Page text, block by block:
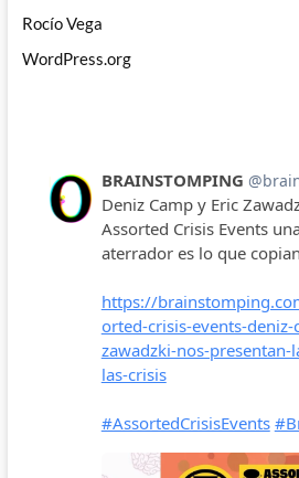
Rocío Vega
WordPress.org